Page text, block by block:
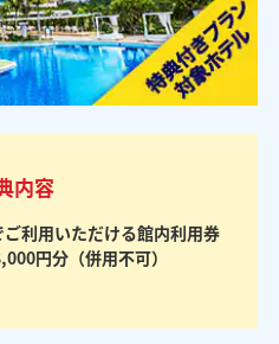
内容
利用いただける館内利用券
円分（併用不可）